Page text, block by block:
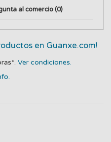
al comercio(0)
en Guanxe.com!
Ver condiciones.